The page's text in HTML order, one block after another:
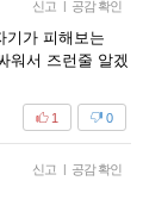
신고 | 공감 확인
기가 피해보는
워서 즈런줄 알겠
0
1
신고 | 공감 확인